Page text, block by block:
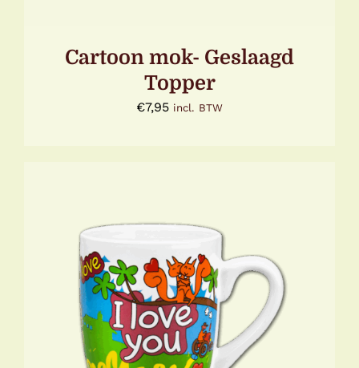
Cartoon mok- Geslaagd
Topper
€7,95 incl. BTW
TOEVOEGEN AAN WINKELWAGEN
/
DETAILS